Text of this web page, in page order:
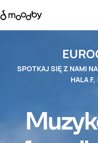
SPOTKAJ SIĘ Z NAMI NA
HALA F,
free dla